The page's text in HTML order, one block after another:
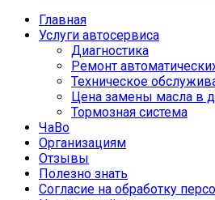
Главная
Услуги автосервиса
Диагностика
Ремонт
Техническое
Цена замены масла в
Тормозная система
ЧаВо
Организациям
Отзывы
Полезно знать
Согласие на обработку